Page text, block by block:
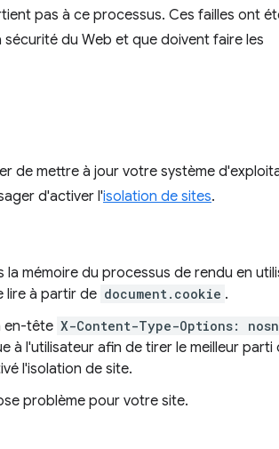
pas à ce processus. Ces failles ont
du Web et que doivent faire les
de mettre à jour votre système
d'activer l'isolation de sites.
mémoire du processus de rendu en
lire à partir de document.cookie .
en-tête X-Content-Type-Options:
à l'utilisateur afin de tirer le meilleur parti
l'isolation de site.
problème pour votre site.